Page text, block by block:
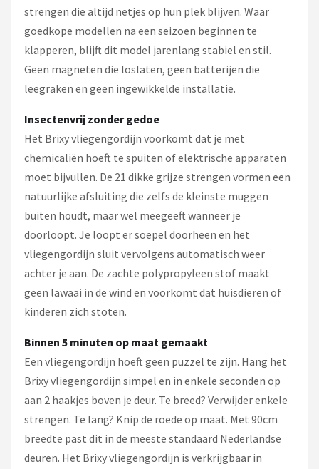
strengen die altijd netjes op hun plek blijven. Waar
goedkope modellen na een seizoen beginnen te
klapperen, blijft dit model jarenlang stabiel en stil.
Geen magneten die loslaten, geen batterijen die
leegraken en geen ingewikkelde installatie.
Insectenvrij zonder gedoe
Het Brixy vliegengordijn voorkomt dat je met
chemicaliën hoeft te spuiten of elektrische apparaten
moet bijvullen. De 21 dikke grijze strengen vormen een
natuurlijke afsluiting die zelfs de kleinste muggen
buiten houdt, maar wel meegeeft wanneer je
doorloopt. Je loopt er soepel doorheen en het
vliegengordijn sluit vervolgens automatisch weer
achter je aan. De zachte polypropyleen stof maakt
geen lawaai in de wind en voorkomt dat huisdieren of
kinderen zich stoten.
Binnen 5 minuten op maat gemaakt
Een vliegengordijn hoeft geen puzzel te zijn. Hang het
Brixy vliegengordijn simpel en in enkele seconden op
aan 2 haakjes boven je deur. Te breed? Verwijder enkele
strengen. Te lang? Knip de roede op maat. Met 90cm
breedte past dit in de meeste standaard Nederlandse
deuren. Het Brixy vliegengordijn is verkrijgbaar in